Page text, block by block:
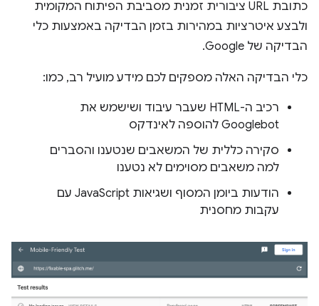
כתובת URL ציבורית זמנית מסביבת הפיתוח המקומית
ולבצע איטרציות במהירות בזמן הבדיקה באמצעות כלי
הבדיקה של Google.
כלי הבדיקה האלה מספקים לכם מידע מועיל רב, כמו:
רכיב ה-HTML שעבר עיבוד ושישמש את
Googlebot להוספה לאינדקס
סקירה כללית של המשאבים שנטענו והסברים
למה משאבים מסוימים לא נטענו
הודעות ביומן המסוף ושגיאות JavaScript עם
עקבות מחסנית